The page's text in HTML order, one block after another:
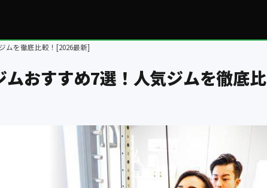
ムを徹底比較！[2026最新]
おすすめ7選！人気ジムを徹底比